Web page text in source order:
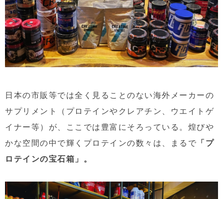
日本の市販等では全く見ることのない海外メーカーの
サプリメント（プロテインやクレアチン、ウエイトゲ
イナー等）が、ここでは豊富にそろっている。煌びや
かな空間の中で輝くプロテインの数々は、まるで 「プ
ロテインの宝石箱」。